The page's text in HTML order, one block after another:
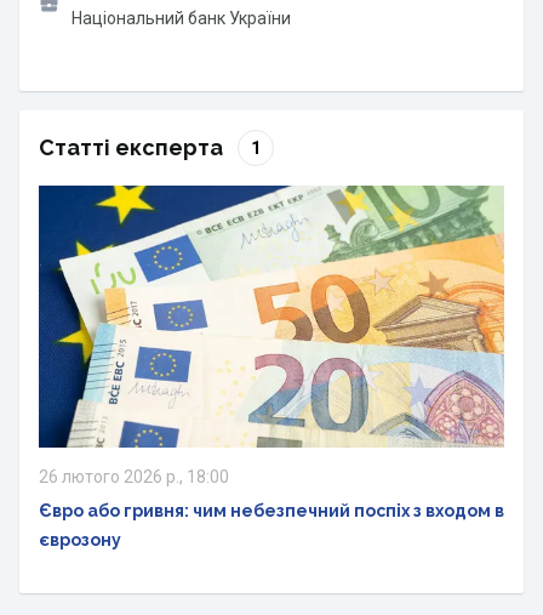
Національний банк України
Статті експерта 1
26 лютого 2026 р., 18:00
Євро або гривня: чим небезпечний поспіх з входом в
єврозону